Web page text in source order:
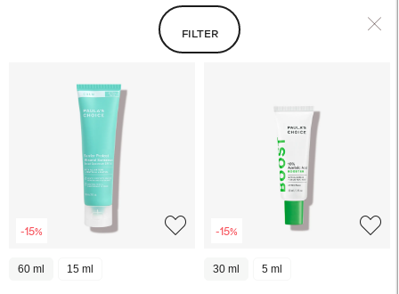
FILTER
-15%
30 ml 5 ml
-15%
60 ml 15 ml